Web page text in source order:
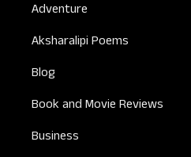
Adventure
Aksharalipi Poems
Blog
Book and Movie Reviews
Business